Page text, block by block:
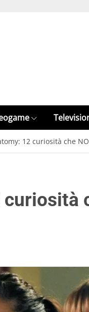
12 curiosità che
curiosità